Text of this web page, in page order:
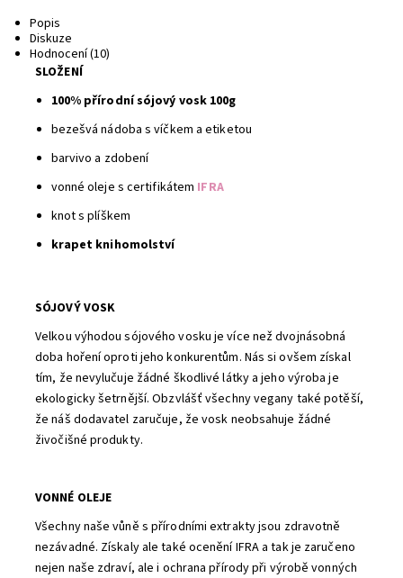
Popis
Diskuze
Hodnocení (10)
SLOŽENÍ
100% přírodní sójový vosk 100g
bezešvá nádoba s víčkem a etiketou
barvivo a zdobení
vonné oleje s certifikátem IFRA
knot s plíškem
krapet knihomolství
SÓJOVÝ VOSK
Velkou výhodou sójového vosku je více než dvojnásobná
doba hoření oproti jeho konkurentům. Nás si ovšem získal
tím, že nevylučuje žádné škodlivé látky a jeho výroba je
ekologicky šetrnější. Obzvlášť všechny vegany také potěší,
že náš dodavatel zaručuje, že vosk neobsahuje žádné
živočišné produkty.
VONNÉ OLEJE
Všechny naše vůně s přírodními extrakty jsou zdravotně
nezávadné. Získaly ale také ocenění IFRA a tak je zaručeno
nejen naše zdraví, ale i ochrana přírody při výrobě vonných